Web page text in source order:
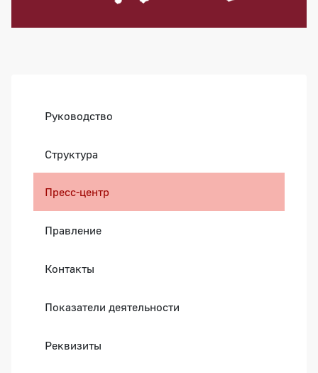
Руководство
Структура
Пресс-центр
Правление
Контакты
Показатели деятельности
Реквизиты